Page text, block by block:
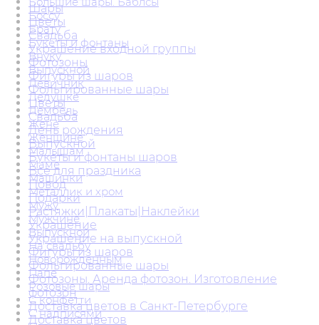
Боссу
Брату
Букеты и фонтаны
Внуку
Выпускной
Девичник
Дедушке
Дембель
Жене
Женщине
Малышам
Маме
Машинки
Металлик и хром
Мужу
Мужчине
Выпускной
На свадьбу
Новорожденным
Папе
Розовые шары
С конфетти
С надписями
Шары
Цветы
Свадьба
Украшение входной группы
Фотозоны
Фигуры из шаров
Фольгированные шары
Цветы
Свадьба
День рождения
Выпускной
Букеты и фонтаны шаров
Всё для праздника
Повод
Подарки
Растяжки|Плакаты|Наклейки
Украшение
Украшение на выпускной
Фигуры из шаров
Фольгированные шары
Фотозоны. Аренда фотозон. Изготовление
фотозон
Доставка цветов в Санкт-Петербурге
Доставка цветов